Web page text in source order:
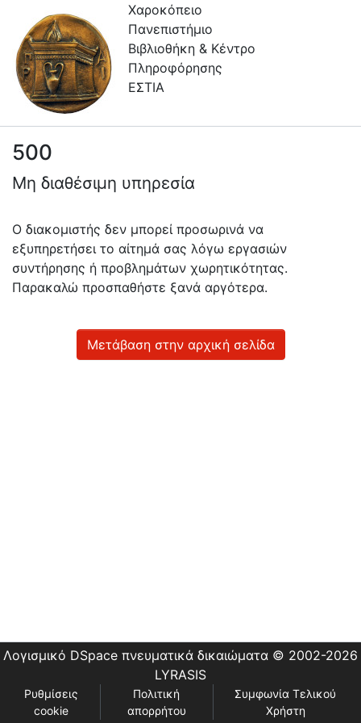
Χαροκόπειο
Πανεπιστήμιο
Βιβλιοθήκη & Κέντρο
Πληροφόρησης
ΕΣΤΙΑ
Πληροφορίες
Επικοινωνία
Υπηρεσίες
Αυτοαπόθεσης
Ανοιχτά
Δεδομένα
500
Μη διαθέσιμη υπηρεσία
Ο διακομιστής δεν μπορεί προσωρινά να
εξυπηρετήσει το αίτημά σας λόγω εργασιών
συντήρησης ή προβλημάτων χωρητικότητας.
Παρακαλώ προσπαθήστε ξανά αργότερα.
Μετάβαση στην αρχική σελίδα
Λογισμικό DSpace πνευματικά δικαιώματα © 2002-2026
LYRASIS
Ρυθμίσεις
cookie
Πολιτική
απορρήτου
Συμφωνία Τελικού
Χρήστη